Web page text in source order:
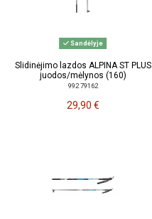
Sandėlyje
Slidinėjimo lazdos ALPINA ST PLUS
juodos/mėlynos (160)
992 79162
29,90 €